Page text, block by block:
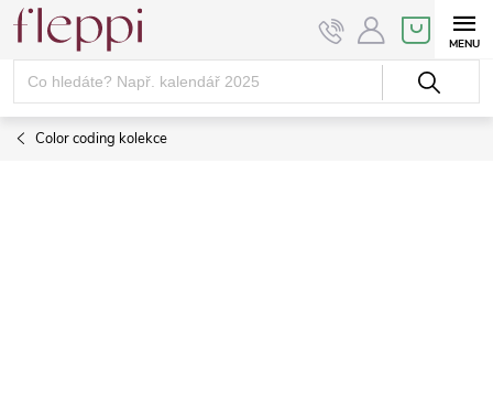
Přejít
obsah
NÁKUPNÍ
KOŠÍK
Color coding kolekce